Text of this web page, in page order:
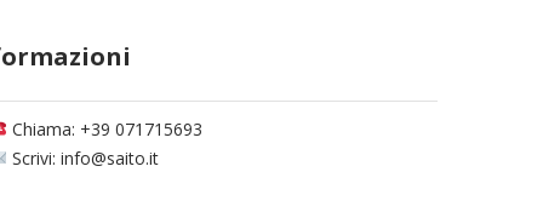
Chiama: +39 071715693
Scrivi: info@saito.it